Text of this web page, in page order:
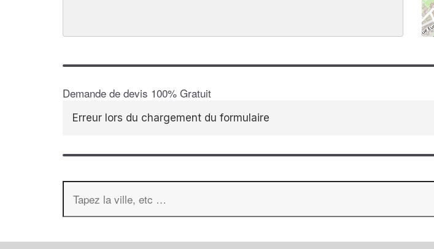
Demande de devis 100% Gratuit
Erreur lors du chargement du formulaire